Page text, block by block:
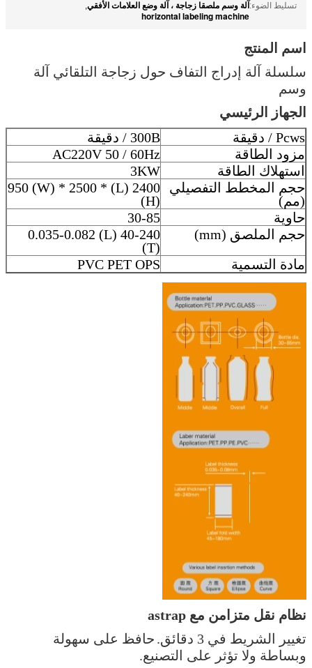
تسليط الضوء:آلة وسم ملصقا زجاجة ، آلة وضع العلامات الأفقي,
horizontal labeling machine
اسم المنتج
سلسلة آلة إدراج التفاف حول زجاجة التلقائي آلة
وسم
الجهاز الرئيسي
Pcws / دقيقة
300B / دقيقة
مزود الطاقة
AC220V 50 / 60Hz
استهلاك الطاقة
3KW
حجم المخطط التفصيلي
(مم)
2400 (L) * 950 (W) * 2500
(H)
حاوية
30-85
حجم الملصق (mm)
40-240 (L) 0.035-0.082
(T)
مادة التسمية
PVC PET OPS
نظام نقل متزامن مع astrap
تغيير الشريط في 3 دقائق.
حافظ على سهولة
وبساطة ولا تؤثر على التصنيع.